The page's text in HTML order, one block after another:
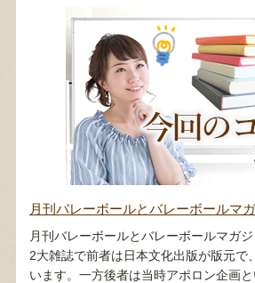
月刊バレーボールとバレーボールマ
月刊バレーボールとバレーボールマガ
2大雑誌で前者は日本文化出版が版元で
います。一方後者は当時アポロン企画